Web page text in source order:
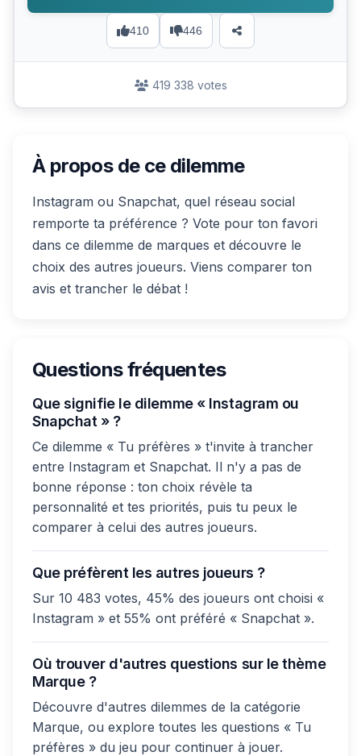
410 446
419 338 votes
À propos de ce dilemme
Instagram ou Snapchat, quel réseau social
remporte ta préférence ? Vote pour ton favori
dans ce dilemme de marques et découvre le
choix des autres joueurs. Viens comparer ton
avis et trancher le débat !
Questions fréquentes
Que signifie le dilemme « Instagram ou
Snapchat » ?
Ce dilemme « Tu préfères » t'invite à trancher
entre Instagram et Snapchat. Il n'y a pas de
bonne réponse : ton choix révèle ta
personnalité et tes priorités, puis tu peux le
comparer à celui des autres joueurs.
Que préfèrent les autres joueurs ?
Sur 10 483 votes, 45% des joueurs ont choisi «
Instagram » et 55% ont préféré « Snapchat ».
Où trouver d'autres questions sur le thème
Marque ?
Découvre d'autres dilemmes de la catégorie
Marque, ou explore toutes les questions « Tu
préfères » du jeu pour continuer à jouer.